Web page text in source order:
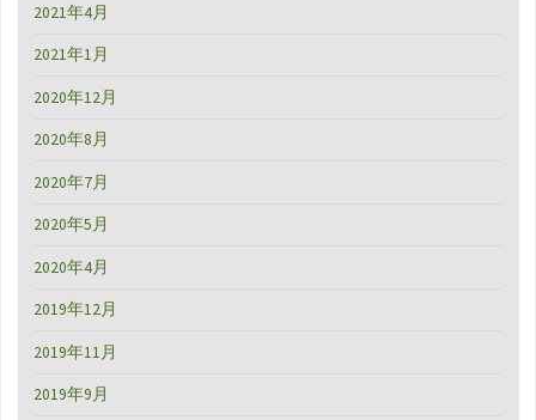
2021年4月
2021年1月
2020年12月
2020年8月
2020年7月
2020年5月
2020年4月
2019年12月
2019年11月
2019年9月